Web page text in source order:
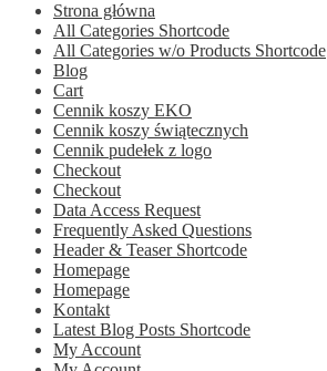
Strona główna
All Categories Shortcode
All Categories w/o Products Shortcode
Blog
Cart
Cennik koszy EKO
Cennik koszy świątecznych
Cennik pudełek z logo
Checkout
Checkout
Data Access Request
Frequently Asked Questions
Header & Teaser Shortcode
Homepage
Homepage
Kontakt
Latest Blog Posts Shortcode
My Account